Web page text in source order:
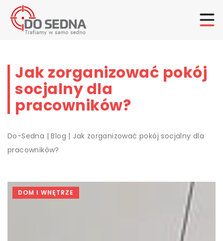
Jak zorganizować pokój
socjalny dla
pracowników?
Do-Sedna |Blog | Jak zorganizować pokój socjalny dla
pracowników?
DOM I WNĘTRZE